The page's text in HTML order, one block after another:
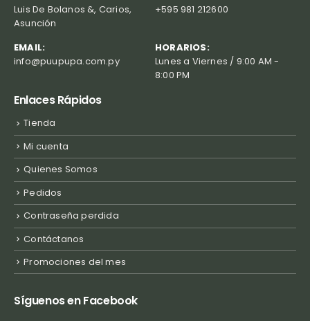
Luis De Bolanos &, Carios,
Asunción
+595 981 212600
EMAIL:
info@puupupa.com.py
HORARIOS:
Lunes a Viernes / 9:00 AM -
8:00 PM
Enlaces Rápidos
Tienda
Mi cuenta
Quienes Somos
Pedidos
Contraseña perdida
Contáctanos
Promociones del mes
Síguenos en Facebook